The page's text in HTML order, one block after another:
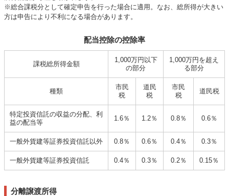
※総合課税分として確定申告を行った場合に適用。なお、総所得が大きい
方は申告により不利になる場合があります。
配当控除の控除率
課税総所得金額
1,000万円以下
の部分
1,000万円を超え
る部分
種類
市民
税
道民
税
市民
税
道民税
特定投資信託の収益の分配、利
益の配当等
1.6％ 1.2％ 0.8％ 0.6％
一般外貨建等証券投資信託以外 0.8％ 0.6％ 0.4％ 0.3％
一般外貨建等証券投資信託 0.4％ 0.3％ 0.2％ 0.15％
分離譲渡所得